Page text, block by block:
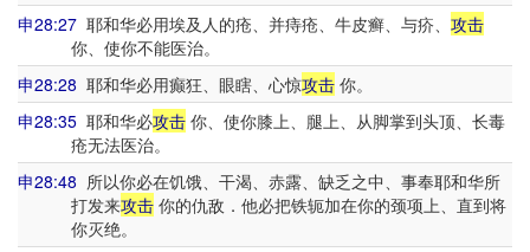
申28:27 耶和华必用埃及人的疮、并痔疮、牛皮癣、与疥、 攻击
你、使你不能医治。
申28:28 耶和华必用癫狂、眼瞎、心惊攻击 你。
申28:35 耶和华必攻击 你、使你膝上、腿上、从脚掌到头顶、长毒
疮无法医治。
申28:48 所以你必在饥饿、干渴、赤露、缺乏之中、事奉耶和华所
打发来攻击你的仇敌．他必把铁轭加在你的颈项上、直到将
你灭绝。